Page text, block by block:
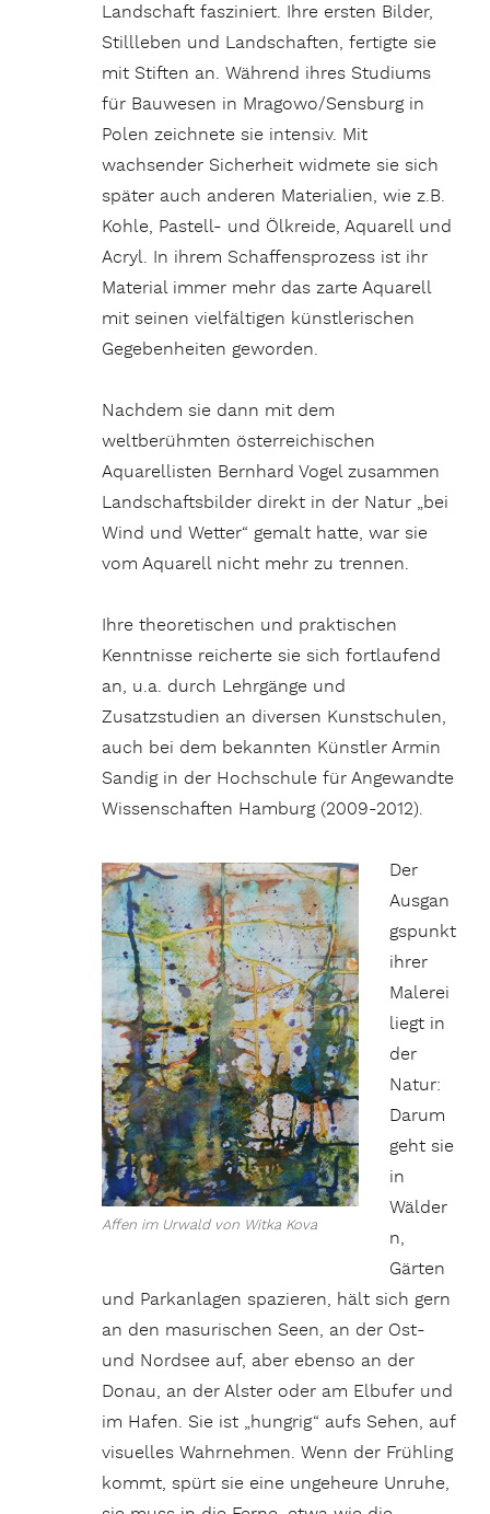
Landschaft fasziniert. Ihre ersten Bilder,
Stillleben und Landschaften, fertigte sie
mit Stiften an. Während ihres Studiums
für Bauwesen in Mragowo/Sensburg in
Polen zeichnete sie intensiv. Mit
wachsender Sicherheit widmete sie sich
später auch anderen Materialien, wie z.B.
Kohle, Pastell- und Ölkreide, Aquarell und
Acryl. In ihrem Schaffensprozess ist ihr
Material immer mehr das zarte Aquarell
mit seinen vielfältigen künstlerischen
Gegebenheiten geworden.
Nachdem sie dann mit dem
weltberühmten österreichischen
Aquarellisten Bernhard Vogel zusammen
Landschaftsbilder direkt in der Natur „bei
Wind und Wetter“ gemalt hatte, war sie
vom Aquarell nicht mehr zu trennen.
Ihre theoretischen und praktischen
Kenntnisse reicherte sie sich fortlaufend
an, u.a. durch Lehrgänge und
Zusatzstudien an diversen Kunstschulen,
auch bei dem bekannten Künstler Armin
Sandig in der Hochschule für Angewandte
Wissenschaften Hamburg (2009-2012).
Affen im Urwald von Witka Kova
Der
Ausgan
gspunkt
ihrer
Malerei
liegt in
der
Natur:
Darum
geht sie
in
Wälder
n,
Gärten
und Parkanlagen spazieren, hält sich gern
an den masurischen Seen, an der Ost-
und Nordsee auf, aber ebenso an der
Donau, an der Alster oder am Elbufer und
im Hafen. Sie ist „hungrig“ aufs Sehen, auf
visuelles Wahrnehmen. Wenn der Frühling
kommt, spürt sie eine ungeheure Unruhe,